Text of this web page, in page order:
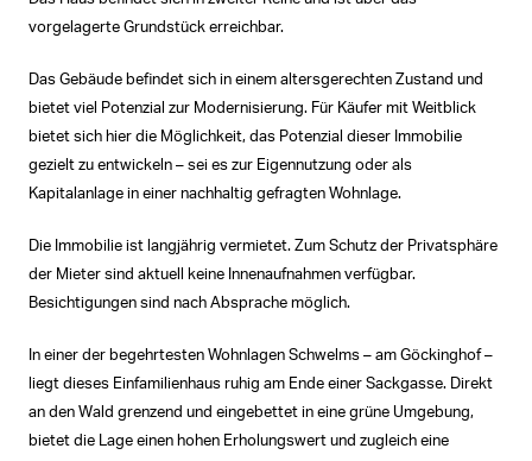
vorgelagerte Grundstück erreichbar.
Das Gebäude befindet sich in einem altersgerechten Zustand und
bietet viel Potenzial zur Modernisierung. Für Käufer mit Weitblick
bietet sich hier die Möglichkeit, das Potenzial dieser Immobilie
gezielt zu entwickeln – sei es zur Eigennutzung oder als
Kapitalanlage in einer nachhaltig gefragten Wohnlage.
Die Immobilie ist langjährig vermietet. Zum Schutz der Privatsphäre
der Mieter sind aktuell keine Innenaufnahmen verfügbar.
Besichtigungen sind nach Absprache möglich.
In einer der begehrtesten Wohnlagen Schwelms – am Göckinghof –
liegt dieses Einfamilienhaus ruhig am Ende einer Sackgasse. Direkt
an den Wald grenzend und eingebettet in eine grüne Umgebung,
bietet die Lage einen hohen Erholungswert und zugleich eine